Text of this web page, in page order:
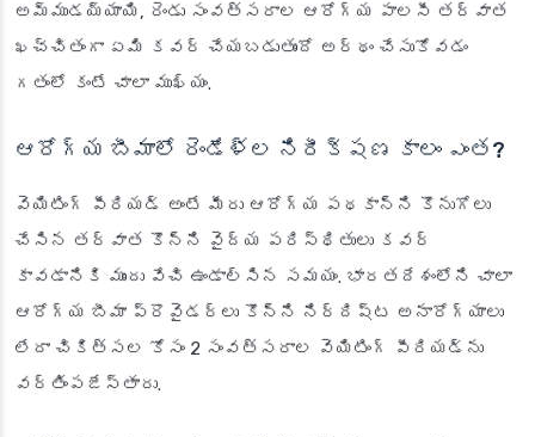
అమ్ముడయ్యాయి, రెండు సంవత్సరాల ఆరోగ్య పాలసీ తర్వాత
ఖచ్చితంగా ఏమి కవర్ చేయబడుతుందో అర్థం చేసుకోవడం
గతంలో కంటే చాలా ముఖ్యం.
ఆరోగ్య బీమాలో రెండేళ్ల నిరీక్షణ కాలం ఎంత?
వెయిటింగ్ పీరియడ్ అంటే మీరు ఆరోగ్య పథకాన్ని కొనుగోలు
చేసిన తర్వాత కొన్ని వైద్య పరిస్థితులు కవర్
కావడానికి ముందు వేచి ఉండాల్సిన సమయం. భారతదేశంలోని చాలా
ఆరోగ్య బీమా ప్రొవైడర్లు కొన్ని నిర్దిష్ట అనారోగ్యాలు
లేదా చికిత్సల కోసం 2 సంవత్సరాల వెయిటింగ్ పీరియడ్‌ను
వర్తింపజేస్తారు.